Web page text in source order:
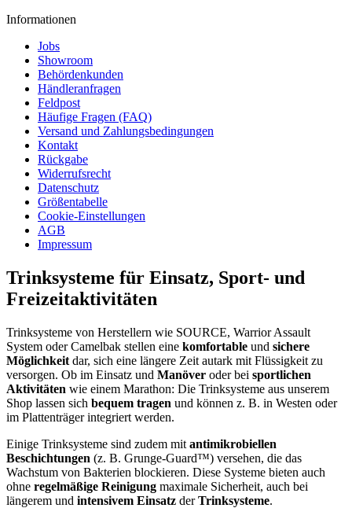
Informationen
Jobs
Showroom
Behördenkunden
Händleranfragen
Feldpost
Häufige Fragen (FAQ)
Versand und Zahlungsbedingungen
Kontakt
Rückgabe
Widerrufsrecht
Datenschutz
Größentabelle
Cookie-Einstellungen
AGB
Impressum
Trinksysteme für Einsatz, Sport- und
Freizeitaktivitäten
Trinksysteme von Herstellern wie SOURCE, Warrior Assault
System oder Camelbak stellen eine komfortable und sichere
Möglichkeit dar, sich eine längere Zeit autark mit Flüssigkeit zu
versorgen. Ob im Einsatz und Manöver oder bei sportlichen
Aktivitäten wie einem Marathon: Die Trinksysteme aus unserem
Shop lassen sich bequem tragen und können z. B. in Westen oder
im Plattenträger integriert werden.
Einige Trinksysteme sind zudem mit antimikrobiellen
Beschichtungen (z. B. Grunge-Guard™) versehen, die das
Wachstum von Bakterien blockieren. Diese Systeme bieten auch
ohne regelmäßige Reinigung maximale Sicherheit, auch bei
längerem und intensivem Einsatz derTrinksysteme.